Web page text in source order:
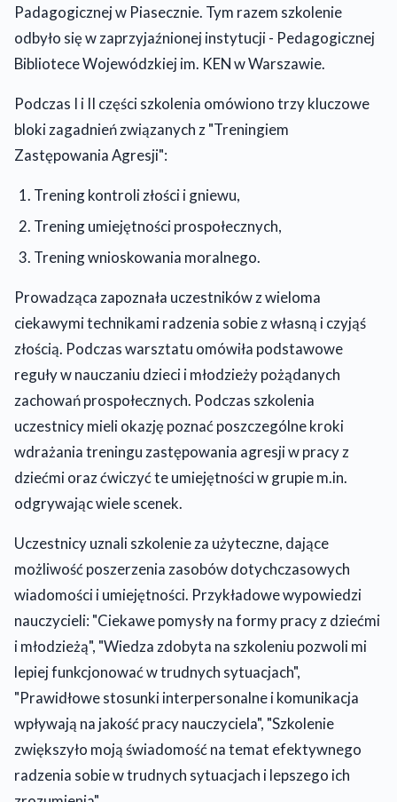
Padagogicznej w Piasecznie. Tym razem szkolenie
odbyło się w zaprzyjaźnionej instytucji - Pedagogicznej
Bibliotece Wojewódzkiej im. KEN w Warszawie.
Podczas I i II części szkolenia omówiono trzy kluczowe
bloki zagadnień związanych z "Treningiem
Zastępowania Agresji":
Trening kontroli złości i gniewu,
Trening umiejętności prospołecznych,
Trening wnioskowania moralnego.
Prowadząca zapoznała uczestników z wieloma
ciekawymi technikami radzenia sobie z własną i czyjąś
złością. Podczas warsztatu omówiła podstawowe
reguły w nauczaniu dzieci i młodzieży pożądanych
zachowań prospołecznych. Podczas szkolenia
uczestnicy mieli okazję poznać poszczególne kroki
wdrażania treningu zastępowania agresji w pracy z
dziećmi oraz ćwiczyć te umiejętności w grupie m.in.
odgrywając wiele scenek.
Uczestnicy uznali szkolenie za użyteczne, dające
możliwość poszerzenia zasobów dotychczasowych
wiadomości i umiejętności. Przykładowe wypowiedzi
nauczycieli: "Ciekawe pomysły na formy pracy z dziećmi
i młodzieżą", "Wiedza zdobyta na szkoleniu pozwoli mi
lepiej funkcjonować w trudnych sytuacjach",
"Prawidłowe stosunki interpersonalne i komunikacja
wpływają na jakość pracy nauczyciela", "Szkolenie
zwiększyło moją świadomość na temat efektywnego
radzenia sobie w trudnych sytuacjach i lepszego ich